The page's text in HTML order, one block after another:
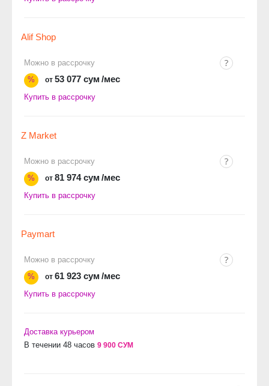
Alif Shop
Можно в рассрочку
%
от 53 077 сум /мес
Купить в рассрочку
Z Market
Можно в рассрочку
%
от 81 974 сум /мес
Купить в рассрочку
Paymart
Можно в рассрочку
%
от 61 923 сум /мес
Купить в рассрочку
Доставка курьером
В течении 48 часов 9 900 СУМ